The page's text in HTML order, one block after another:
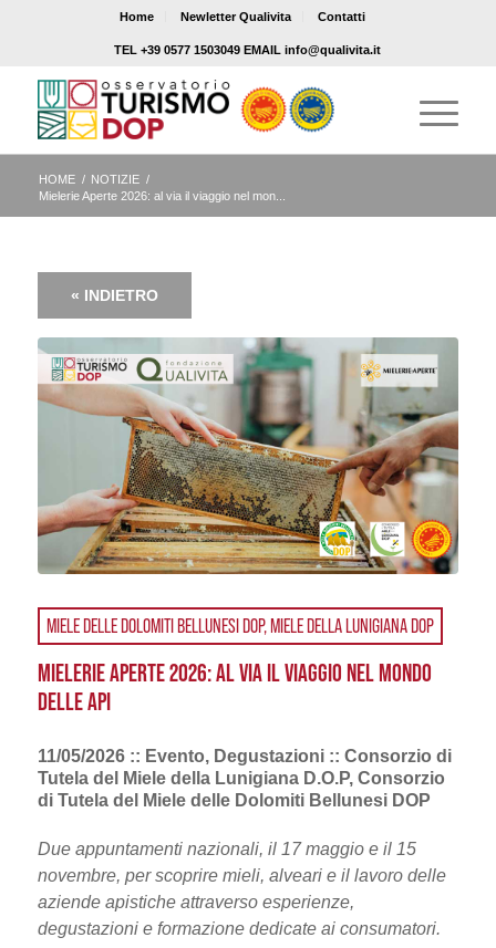
Home Newletter Qualivita Contatti
TEL +39 0577 1503049 EMAIL info@qualivita.it
HOME / NOTIZIE /
Mielerie Aperte 2026: al via il viaggio nel mon...
« INDIETRO
MIELE DELLE DOLOMITI BELLUNESI DOP, MIELE DELLA LUNIGIANA DOP
MIELERIE APERTE 2026: AL VIA IL VIAGGIO NEL MONDO
DELLE API
11/05/2026 :: Evento, Degustazioni :: Consorzio di
Tutela del Miele della Lunigiana D.O.P, Consorzio
di Tutela del Miele delle Dolomiti Bellunesi DOP
Due appuntamenti nazionali, il 17 maggio e il 15
novembre, per scoprire mieli, alveari e il lavoro delle
aziende apistiche attraverso esperienze,
degustazioni e formazione dedicate ai consumatori.